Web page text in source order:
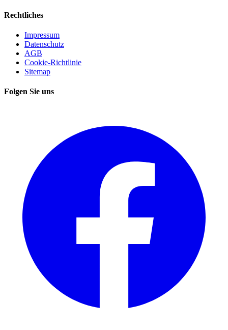
Rechtliches
Impressum
Datenschutz
AGB
Cookie-Richtlinie
Sitemap
Folgen Sie uns